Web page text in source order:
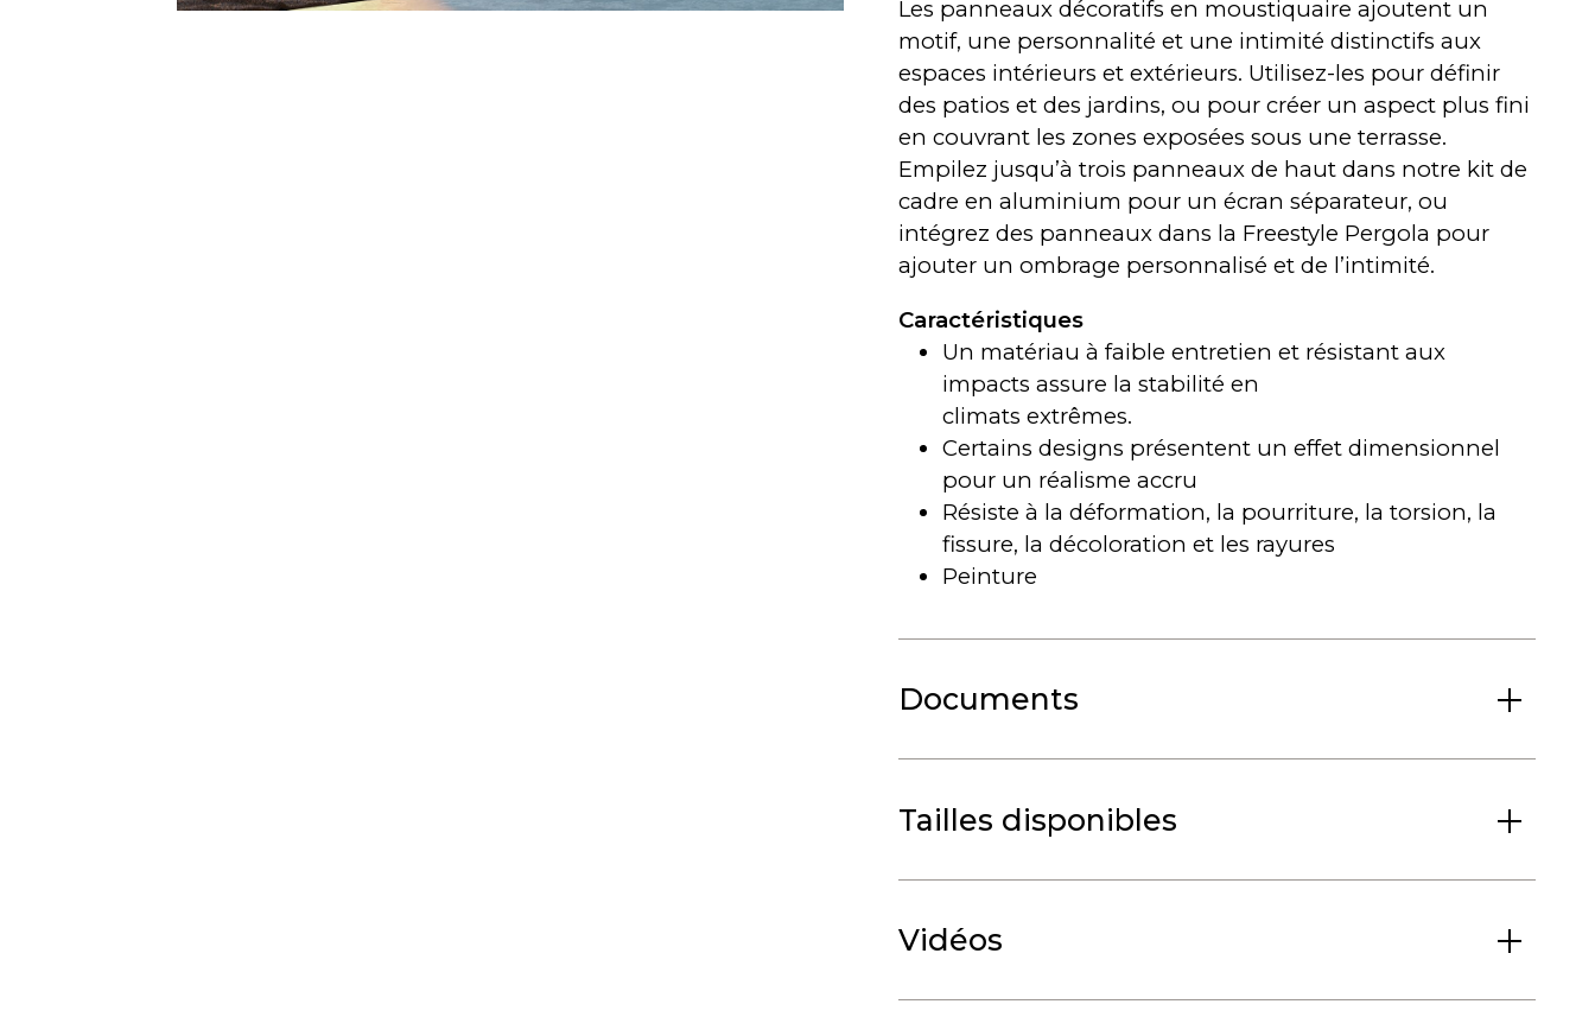
Les panneaux décoratifs en moustiquaire ajoutent un
motif, une personnalité et une intimité distinctifs aux
espaces intérieurs et extérieurs. Utilisez-les pour définir
des patios et des jardins, ou pour créer un aspect plus fini
en couvrant les zones exposées sous une terrasse.
Empilez jusqu’à trois panneaux de haut dans notre kit de
cadre en aluminium pour un écran séparateur, ou
intégrez des panneaux dans la Freestyle Pergola pour
ajouter un ombrage personnalisé et de l’intimité.
Caractéristiques
Un matériau à faible entretien et résistant aux
impacts assure la stabilité en
climats extrêmes.
Certains designs présentent un effet dimensionnel
pour un réalisme accru
Résiste à la déformation, la pourriture, la torsion, la
fissure, la décoloration et les rayures
Peinture
Documents
Tailles disponibles
Vidéos